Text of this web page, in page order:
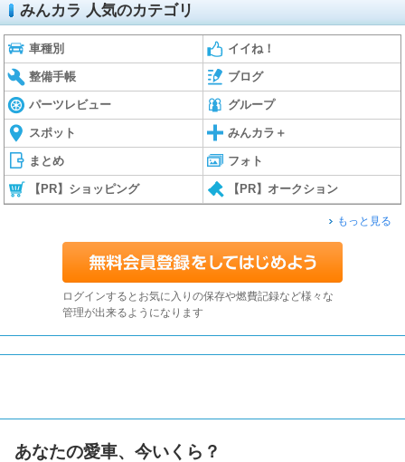
みんカラ 人気のカテゴリ
車種別 イイね！
整備手帳 ブログ
パーツレビュー グループ
スポット みんカラ＋
まとめ フォト
【PR】ショッピング 【PR】オークション
もっと見る
ログインするとお気に入りの保存や燃費記録など様々な
管理が出来るようになります
あなたの愛車、今いくら？